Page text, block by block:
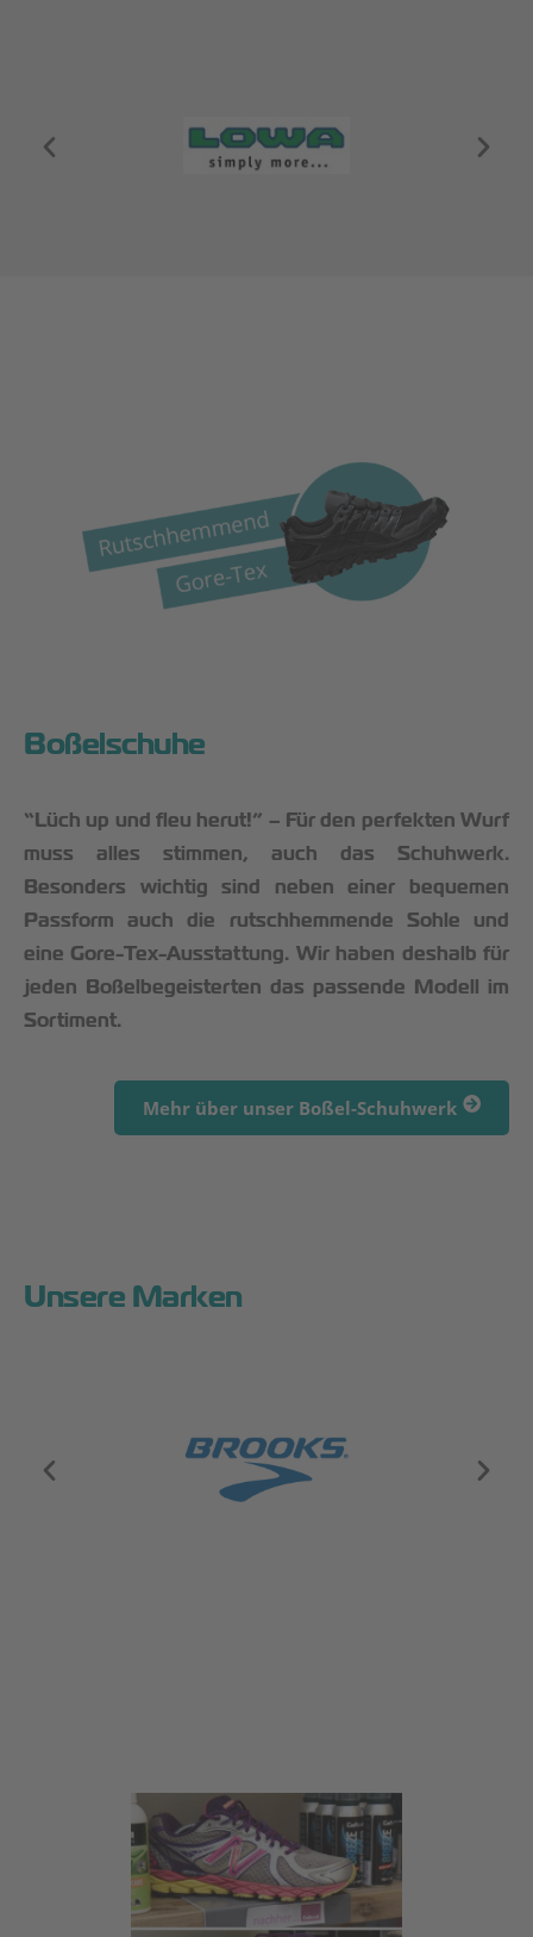
Boßelschuhe
“Lüch up und fleu herut!” – Für den perfekten Wurf
muss alles stimmen, auch das Schuhwerk.
Besonders wichtig sind neben einer bequemen
Passform auch die rutschhemmende Sohle und
eine Gore-Tex-Ausstattung. Wir haben deshalb für
jeden Boßelbegeisterten das passende Modell im
Sortiment.
Mehr über unser Boßel-Schuhwerk
Unsere Marken